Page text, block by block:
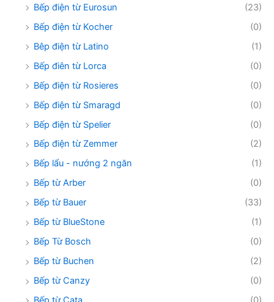
Bếp điện từ Eurosun
(23)
Bếp điện từ Kocher
(0)
Bêp điện từ Latino
(1)
Bếp điên từ Lorca
(0)
Bếp điện từ Rosieres
(0)
Bếp điện từ Smaragd
(0)
Bếp điện từ Spelier
(0)
Bếp điện từ Zemmer
(2)
Bếp lẩu - nướng 2 ngăn
(1)
Bếp từ Arber
(0)
Bếp từ Bauer
(33)
Bếp từ BlueStone
(1)
Bếp Từ Bosch
(0)
Bếp từ Buchen
(2)
Bếp từ Canzy
(0)